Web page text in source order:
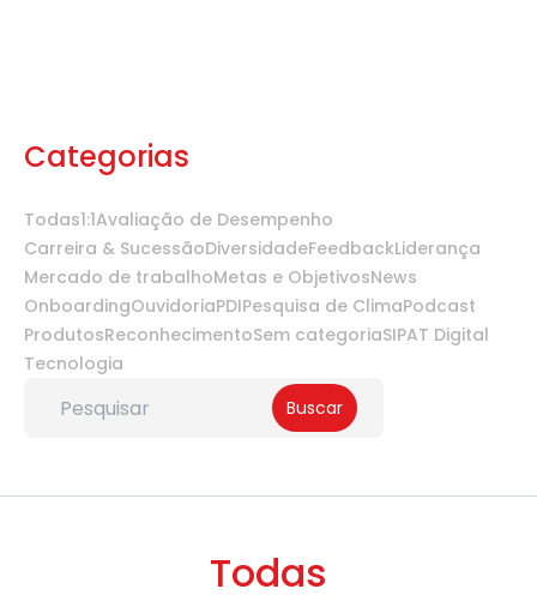
Categorias
Todas1:1Avaliação de Desempenho
Carreira & SucessãoDiversidadeFeedbackLiderança
Mercado de trabalhoMetas e ObjetivosNews
OnboardingOuvidoriaPDIPesquisa de ClimaPodcast
ProdutosReconhecimentoSem categoriaSIPAT Digital
Tecnologia
Buscar
Todas